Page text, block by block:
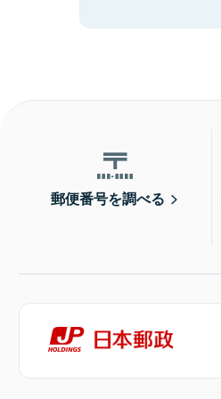
郵便番号を調べる